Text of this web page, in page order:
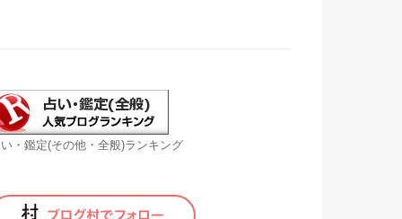
・鑑定(その他・全般)ランキング